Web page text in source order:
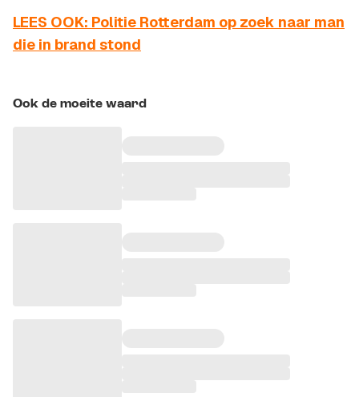
LEES OOK: Politie Rotterdam op zoek naar man
die in brand stond
Ook de moeite waard